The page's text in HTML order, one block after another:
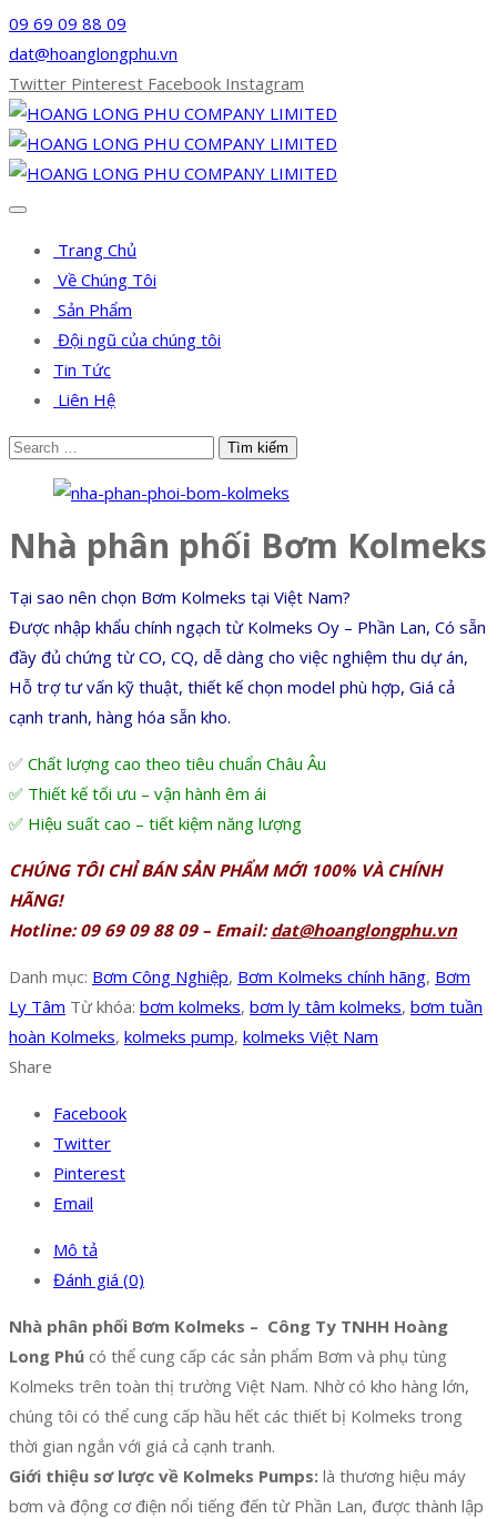
09 69 09 88 09
dat@hoanglongphu.vn
Twitter Pinterest Facebook Instagram
Trang Chủ
Về Chúng Tôi
Sản Phẩm
Đội ngũ của chúng tôi
Tin Tức
Liên Hệ
Nhà phân phối Bơm Kolmeks
Tại sao nên chọn Bơm Kolmeks tại Việt Nam?
Được nhập khẩu chính ngạch từ Kolmeks Oy – Phần Lan, Có sẵn
đầy đủ chứng từ CO, CQ, dễ dàng cho việc nghiệm thu dự án,
Hỗ trợ tư vấn kỹ thuật, thiết kế chọn model phù hợp, Giá cả
cạnh tranh, hàng hóa sẵn kho.
✅ Chất lượng cao theo tiêu chuẩn Châu Âu
✅ Thiết kế tối ưu – vận hành êm ái
✅ Hiệu suất cao – tiết kiệm năng lượng
CHÚNG TÔI CHỈ BÁN SẢN PHẨM MỚI 100% VÀ CHÍNH
HÃNG!
Hotline: 09 69 09 88 09 – Email:dat@hoanglongphu.vn
Danh mục: Bơm Công Nghiệp, Bơm Kolmeks chính hãng, Bơm
Ly Tâm Từ khóa: bơm kolmeks, bơm ly tâm kolmeks, bơm tuần
hoàn Kolmeks, kolmeks pump, kolmeks Việt Nam
Share
Facebook
Twitter
Pinterest
Email
Mô tả
Đánh giá (0)
Nhà phân phối Bơm Kolmeks – Công Ty TNHH Hoàng
Long Phú có thể cung cấp các sản phẩm Bơm và phụ tùng
Kolmeks trên toàn thị trường Việt Nam. Nhờ có kho hàng lớn,
chúng tôi có thể cung cấp hầu hết các thiết bị Kolmeks trong
thời gian ngắn với giá cả cạnh tranh.
Giới thiệu sơ lược về Kolmeks Pumps: là thương hiệu máy
bơm và động cơ điện nổi tiếng đến từ Phần Lan, được thành lập